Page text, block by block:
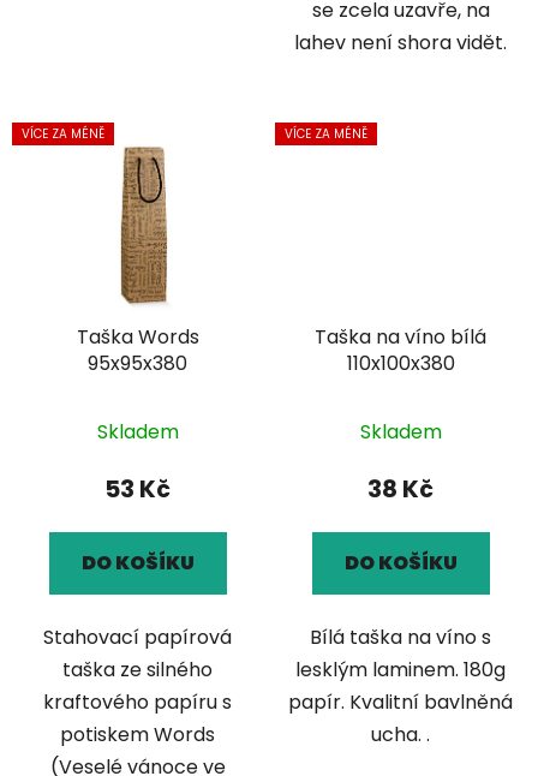
se zcela uzavře, na
lahev není shora vidět.
VÍCE ZA MÉNĚ
Taška Words
95x95x380
Skladem
53 Kč
DO KOŠÍKU
Stahovací papírová
taška ze silného
kraftového papíru s
potiskem Words
(Veselé vánoce ve
VÍCE ZA MÉNĚ
Taška na víno bílá
110x100x380
Skladem
38 Kč
DO KOŠÍKU
Bílá taška na víno s
lesklým laminem. 180g
papír. Kvalitní bavlněná
ucha. .